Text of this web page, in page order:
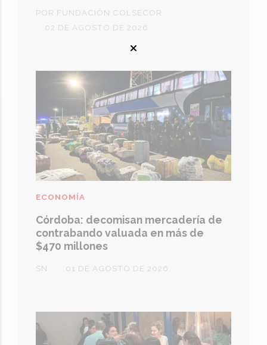
POR FUNDACIÓN COLSECOR
02 DE AGOSTO DE 2026
Córdoba: decomisan mercadería de
contrabando valuada en más de
$470 millones
SN
ECONOMÍA
01 DE AGOSTO DE 2026